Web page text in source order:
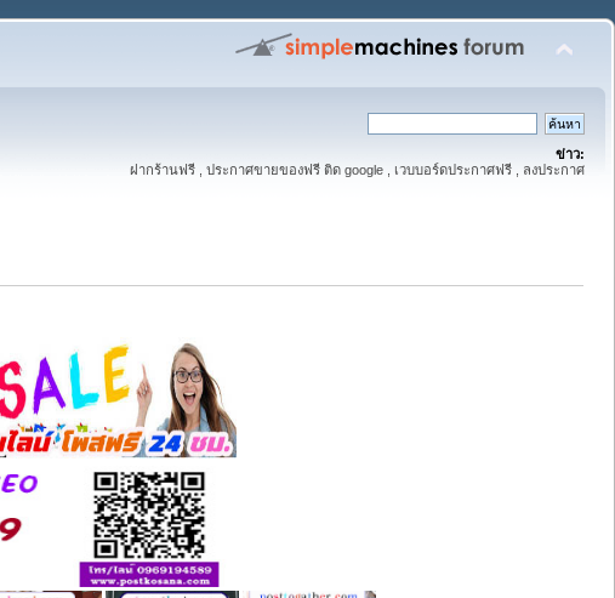
ข่าว:
ฝากร้านฟรี , ประกาศขายของฟรี ติด google , เวบบอร์ดประกาศฟรี , ลงประกาศ